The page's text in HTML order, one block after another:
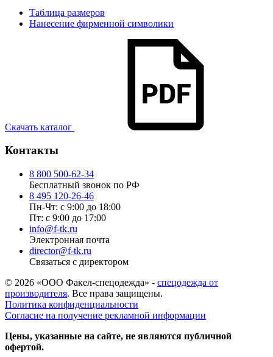
Таблица размеров
Нанесение фирменной символики
Скачать каталог
Контакты
8 800 500-62-34
Бесплатный звонок по РФ
8 495 120-26-46
Пн-Чт: с 9:00 до 18:00
Пт: с 9:00 до 17:00
info@f-tk.ru
Электронная почта
director@f-tk.ru
Связаться с директором
© 2026 «ООО Факел-спецодежда» - спецодежда от
производителя. Все права защищены.
Политика конфиденциальности
Согласие на получение рекламной информации
Цены, указанные на сайте, не являются публичной
офертой.